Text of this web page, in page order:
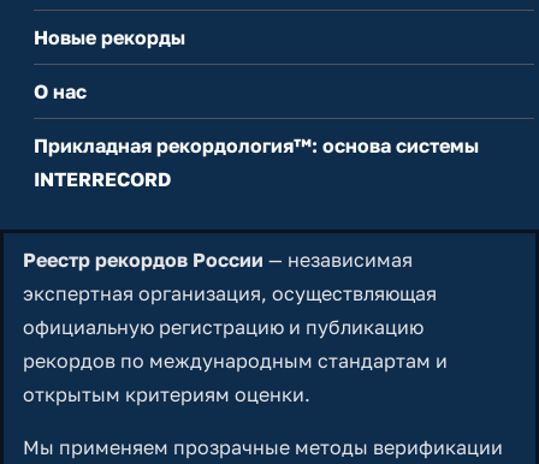
Новые рекорды
О нас
Прикладная рекордология™: основа системы
INTERRECORD
Реестр рекордов России — независимая
экспертная организация, осуществляющая
официальную регистрацию и публикацию
рекордов по международным стандартам и
открытым критериям оценки.
Мы применяем прозрачные методы верификации